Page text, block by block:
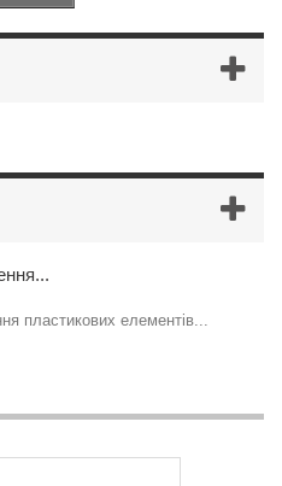
пластикових елементів...